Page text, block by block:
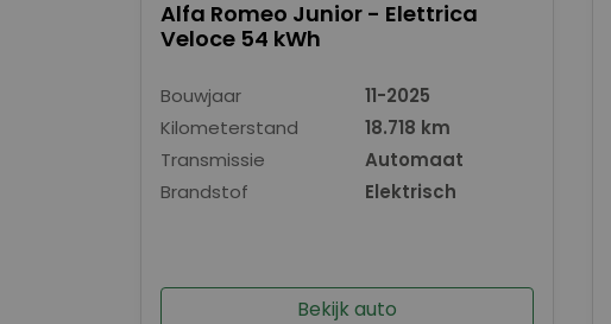
Alfa Romeo Junior - Elettrica
Veloce 54 kWh
Bouwjaar
11-2025
Kilometerstand
18.718 km
Transmissie
Automaat
Brandstof
Elektrisch
Bekijk auto